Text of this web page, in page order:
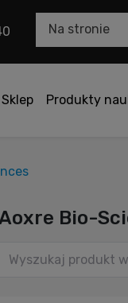
Na stronie
Sklep Produkty
Bio-